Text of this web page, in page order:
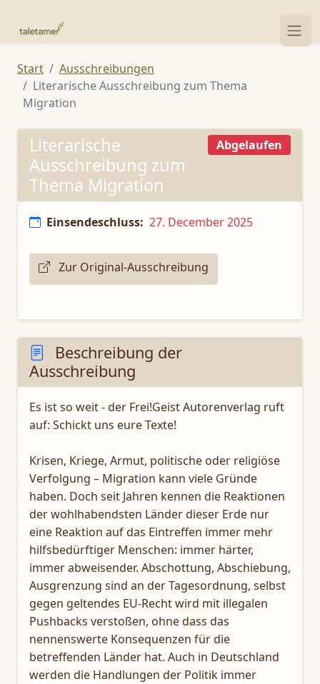
Start
Ausschreibungen
Literarische Ausschreibung zum Thema
Migration
Literarische
Ausschreibung zum
Thema Migration
Abgelaufen
Einsendeschluss: 27. December 2025
Zur Original-Ausschreibung
Beschreibung der
Ausschreibung
Es ist so weit - der Frei!Geist Autorenverlag ruft
auf: Schickt uns eure Texte!
Krisen, Kriege, Armut, politische oder religiöse
Verfolgung – Migration kann viele Gründe
haben. Doch seit Jahren kennen die Reaktionen
der wohlhabendsten Länder dieser Erde nur
eine Reaktion auf das Eintreffen immer mehr
hilfsbedürftiger Menschen: immer härter,
immer abweisender. Abschottung, Abschiebung,
Ausgrenzung sind an der Tagesordnung, selbst
gegen geltendes EU-Recht wird mit illegalen
Pushbacks verstoßen, ohne dass das
nennenswerte Konsequenzen für die
betreffenden Länder hat. Auch in Deutschland
werden die Handlungen der Politik immer